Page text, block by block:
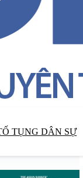
TỤNG DÂN SỰ